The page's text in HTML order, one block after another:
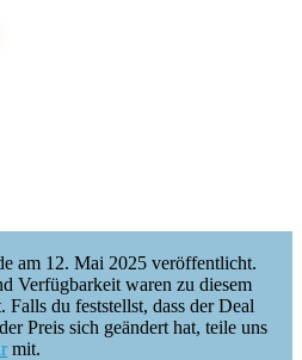
am 12. Mai 2025 veröffentlicht.
Verfügbarkeit waren zu diesem
du feststellst, dass der Deal
Preis sich geändert hat, teile uns
mit.